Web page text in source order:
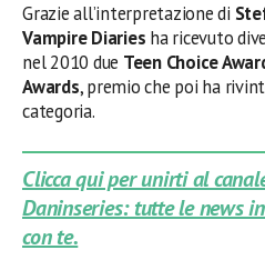
Grazie all’interpretazione di
Vampire Diaries ha ricevuto
nel 2010 due Teen Choice
Awards, premio che poi ha
categoria.
Clicca qui per unirti al
Daninseries: tutte le news
con te.